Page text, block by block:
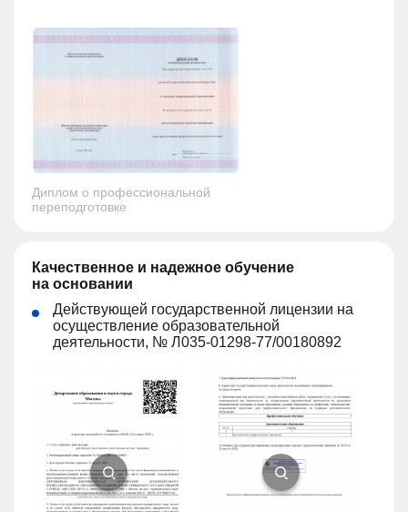
Диплом о профессиональной
переподготовке
Качественное и надежное обучение
на основании
Действующей государственной лицензии на
осуществление образовательной
деятельности, № Л035-01298-77/00180892